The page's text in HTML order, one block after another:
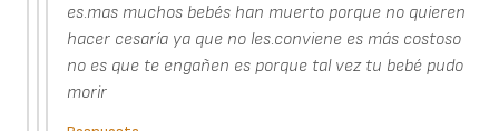
es.mas muchos bebés han muerto porque no quieren
hacer cesaría ya que no les.conviene es más costoso
no es que te engañen es porque tal vez tu bebé pudo
morir